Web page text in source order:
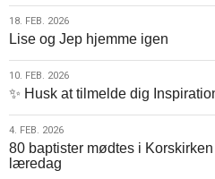
18.
feb.
2026
18. FEB. 2026
Lise og Jep hjemme igen
10.
feb.
2026
10. FEB. 2026
✨ Husk at tilmelde dig
4.
feb.
2026
4. FEB. 2026
80 baptister mødtes i
læredag